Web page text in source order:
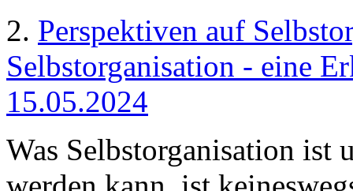
2. Perspektiven auf
Selbstorganisation - eine
15.05.2024
Was Selbstorganisation